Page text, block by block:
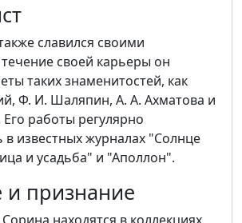
славился своими
своей карьеры он
таких знаменитостей, как
Ф. И. Шаляпин, А. А. Ахматова и
Его работы регулярно
в известных журналах "Солнце
и усадьба" и "Аполлон".
и признание